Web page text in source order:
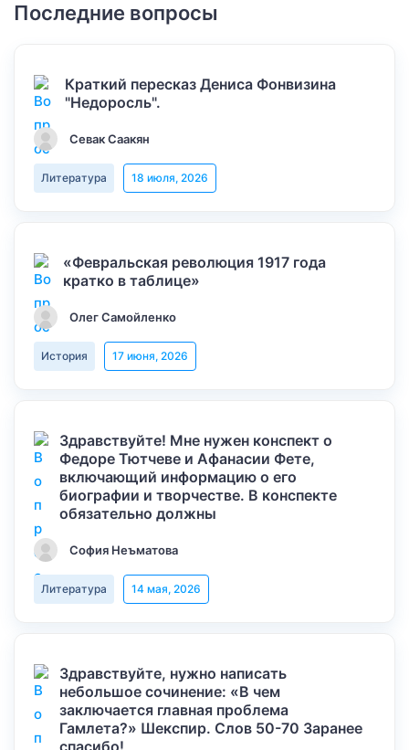
Последние вопросы
Краткий пересказ Дениса Фонвизина
"Недоросль".
Севак Саакян
Литература 18 июля, 2026
«Февральская революция 1917 года
кратко в таблице»
Олег Самойленко
История 17 июня, 2026
Здравствуйте! Мне нужен конспект о
Федоре Тютчеве и Афанасии Фете,
включающий информацию о его
биографии и творчестве. В конспекте
обязательно должны
София Неъматова
Литература 14 мая, 2026
Здравствуйте, нужно написать
небольшое сочинение: «В чем
заключается главная проблема
Гамлета?» Шекспир. Слов 50-70 Заранее
спасибо!